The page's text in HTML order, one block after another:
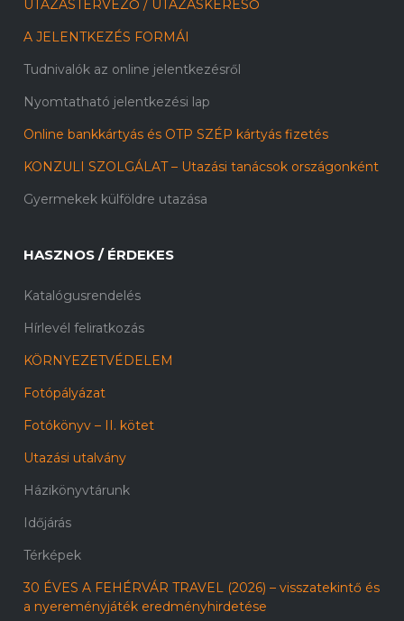
UTAZÁSTERVEZŐ / UTAZÁSKERESŐ
A JELENTKEZÉS FORMÁI
Tudnivalók az online jelentkezésről
Nyomtatható jelentkezési lap
Online bankkártyás és OTP SZÉP kártyás fizetés
KONZULI SZOLGÁLAT – Utazási tanácsok országonként
Gyermekek külföldre utazása
HASZNOS / ÉRDEKES
Katalógusrendelés
Hírlevél feliratkozás
KÖRNYEZETVÉDELEM
Fotópályázat
Fotókönyv – II. kötet
Utazási utalvány
Házikönyvtárunk
Időjárás
Térképek
30 ÉVES A FEHÉRVÁR TRAVEL (2026) – visszatekintő és
a nyereményjáték eredményhirdetése